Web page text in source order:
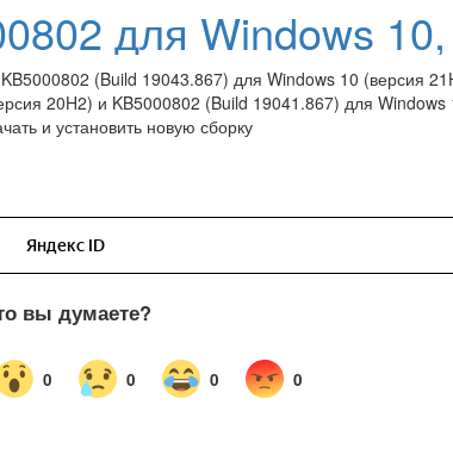
(Build 19043.867) для Windows 10 (версия
20H2) и KB5000802 (Build 19041.867) для Windows
и установить новую сборку